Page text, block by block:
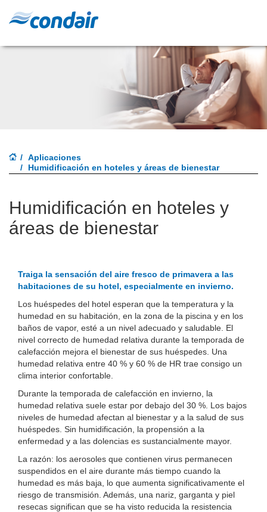
Aplicaciones
Humidificación en hoteles y áreas de bienestar
Humidificación en hoteles y
áreas de bienestar
Traiga la sensación del aire fresco de primavera a las
habitaciones de su hotel, especialmente en invierno.
Los huéspedes del hotel esperan que la temperatura y la
humedad en su habitación, en la zona de la piscina y en los
baños de vapor, esté a un nivel adecuado y saludable. El
nivel correcto de humedad relativa durante la temporada de
calefacción mejora el bienestar de sus huéspedes. Una
humedad relativa entre 40 % y 60 % de HR trae consigo un
clima interior confortable.
Durante la temporada de calefacción en invierno, la
humedad relativa suele estar por debajo del 30 %. Los bajos
niveles de humedad afectan al bienestar y a la salud de sus
huéspedes. Sin humidificación, la propensión a la
enfermedad y a las dolencias es sustancialmente mayor.
La razón: los aerosoles que contienen virus permanecen
suspendidos en el aire durante más tiempo cuando la
humedad es más baja, lo que aumenta significativamente el
riesgo de transmisión. Además, una nariz, garganta y piel
resecas significan que se ha visto reducida la resistencia